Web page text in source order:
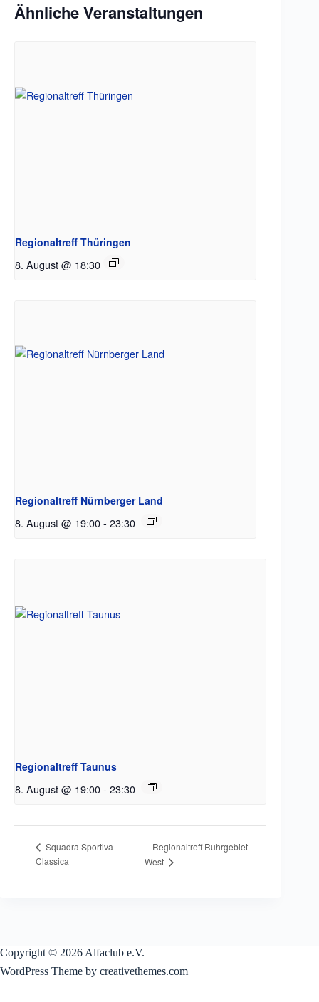
Ähnliche Veranstaltungen
Regionaltreff Thüringen
8. August @ 18:30
Regionaltreff Nürnberger Land
8. August @ 19:00- 23:30
Regionaltreff Taunus
8. August @ 19:00- 23:30
Squadra Sportiva
Classica
Regionaltreff Ruhrgebiet-
West
Copyright © 2026 Alfaclub e.V.
WordPress Theme by creativethemes.com